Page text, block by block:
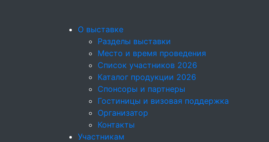
О выставке
Разделы выставки
Место и время проведения
Список участников 2026
Каталог продукции 2026
Спонсоры и партнеры
Гостиницы и визовая поддержка
Организатор
Контакты
Участникам